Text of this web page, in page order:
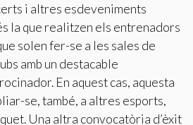
i altres esdeveniments
la que realitzen els entrenadors
solen fer-se a les sales de
amb un destacable
En aquest cas, aquesta
se, també, a altres esports,
Una altra convocatòria d’èxit